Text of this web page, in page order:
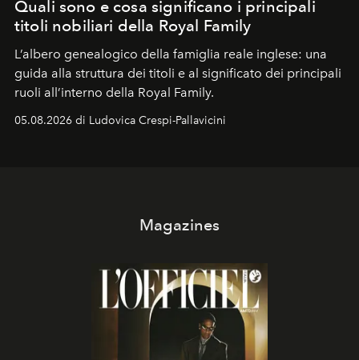
Quali sono e cosa significano i principali
titoli nobiliari della Royal Family
L’albero genealogico della famiglia reale inglese: una
guida alla struttura dei titoli e al significato dei principali
ruoli all’interno della Royal Family.
05.08.2026 di Ludovica Crespi-Pallavicini
Magazines